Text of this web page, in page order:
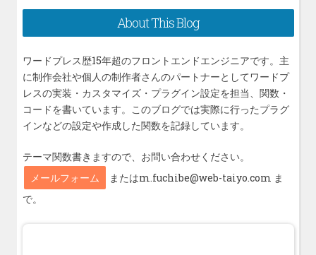
シ
ョ
ン
About This Blog
ワードプレス歴15年超のフロントエンドエンジニアです。主
に制作会社や個人の制作者さんのパートナーとしてワードプ
レスの実装・カスタマイズ・プラグイン設定を担当、関数・
コードを書いています。このブログでは実際に行ったプラグ
インなどの設定や作成した関数を記録しています。
テーマ関数書きますので、お問い合わせください。
メールフォーム
またはm.fuchibe@web-taiyo.com ま
で。